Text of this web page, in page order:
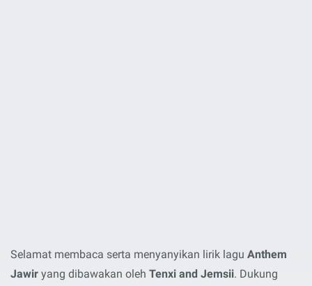
Selamat membaca serta menyanyikan lirik lagu Anthem
Jawir yang dibawakan oleh Tenxi and Jemsii. Dukung